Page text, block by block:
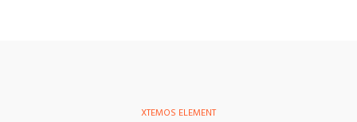
XTEMOS ELEMENT